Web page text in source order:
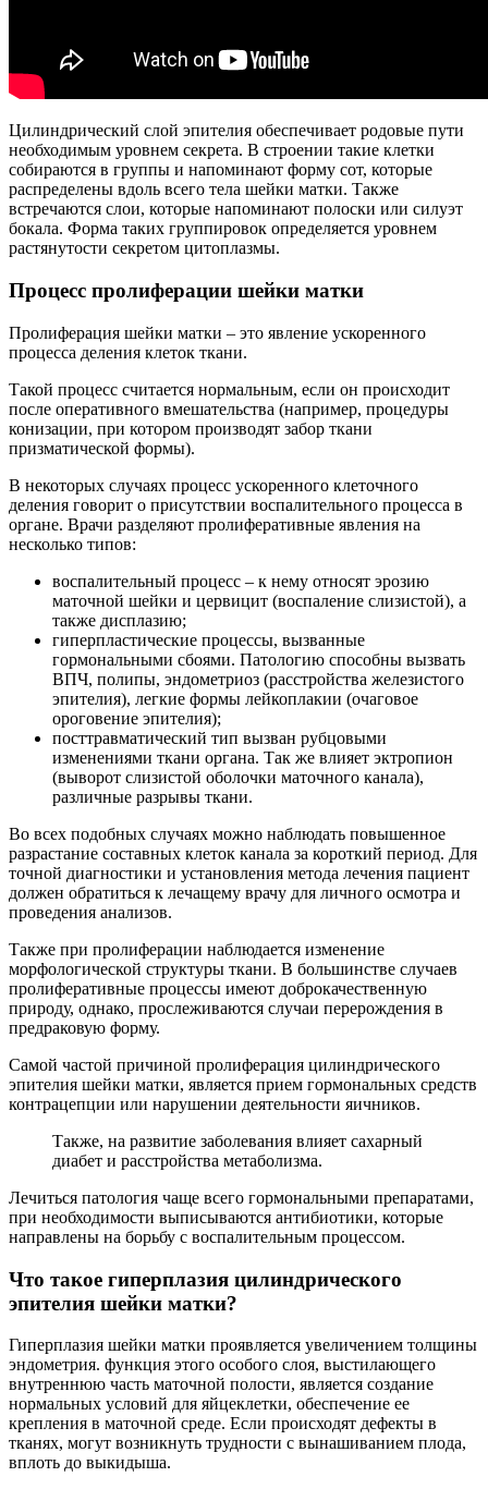
Цилиндрический слой эпителия обеспечивает родовые пути
необходимым уровнем секрета. В строении такие клетки
собираются в группы и напоминают форму сот, которые
распределены вдоль всего тела шейки матки. Также
встречаются слои, которые напоминают полоски или силуэт
бокала. Форма таких группировок определяется уровнем
растянутости секретом цитоплазмы.
Процесс пролиферации шейки матки
Пролиферация шейки матки – это явление ускоренного
процесса деления клеток ткани.
Такой процесс считается нормальным, если он происходит
после оперативного вмешательства (например, процедуры
конизации, при котором производят забор ткани
призматической формы).
В некоторых случаях процесс ускоренного клеточного
деления говорит о присутствии воспалительного процесса в
органе. Врачи разделяют пролиферативные явления на
несколько типов:
воспалительный процесс – к нему относят эрозию
маточной шейки и цервицит (воспаление слизистой), а
также дисплазию;
гиперпластические процессы, вызванные
гормональными сбоями. Патологию способны вызвать
ВПЧ, полипы, эндометриоз (расстройства железистого
эпителия), легкие формы лейкоплакии (очаговое
ороговение эпителия);
посттравматический тип вызван рубцовыми
изменениями ткани органа. Так же влияет эктропион
(выворот слизистой оболочки маточного канала),
различные разрывы ткани.
Во всех подобных случаях можно наблюдать повышенное
разрастание составных клеток канала за короткий период. Для
точной диагностики и установления метода лечения пациент
должен обратиться к лечащему врачу для личного осмотра и
проведения анализов.
Также при пролиферации наблюдается изменение
морфологической структуры ткани. В большинстве случаев
пролиферативные процессы имеют доброкачественную
природу, однако, прослеживаются случаи перерождения в
предраковую форму.
Самой частой причиной пролиферация цилиндрического
эпителия шейки матки, является прием гормональных средств
контрацепции или нарушении деятельности яичников.
Также, на развитие заболевания влияет сахарный
диабет и расстройства метаболизма.
Лечиться патология чаще всего гормональными препаратами,
при необходимости выписываются антибиотики, которые
направлены на борьбу с воспалительным процессом.
Что такое гиперплазия цилиндрического
эпителия шейки матки?
Гиперплазия шейки матки проявляется увеличением толщины
эндометрия. функция этого особого слоя, выстилающего
внутреннюю часть маточной полости, является создание
нормальных условий для яйцеклетки, обеспечение ее
крепления в маточной среде. Если происходят дефекты в
тканях, могут возникнуть трудности с вынашиванием плода,
вплоть до выкидыша.